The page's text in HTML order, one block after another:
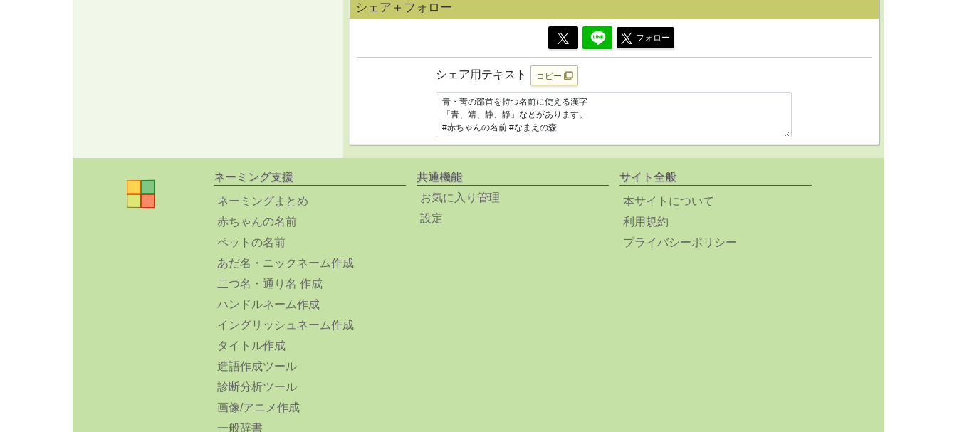
シェア＋フォロー
フォロー
シェア用テキスト コピー
ネーミング支援
ネーミングまとめ
赤ちゃんの名前
ペットの名前
あだ名・ニックネーム作成
二つ名・通り名 作成
ハンドルネーム作成
イングリッシュネーム作成
タイトル作成
造語作成ツール
診断分析ツール
画像/アニメ作成
一般辞書
共通機能
お気に入り管理
設定
サイト全般
本サイトについて
利用規約
プライバシーポリシー